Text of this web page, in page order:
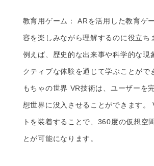
教育用ゲーム： ARを活用した教育ゲ
容を楽しみながら理解するのに役立ち
例えば、歴史的な出来事や科学的な現
クティブな体験を通じて学ぶことがで
もちゃの世界 VR技術は、ユーザーを
想世界に没入させることができます。
トを装着することで、360度の仮想空
とが可能になります。